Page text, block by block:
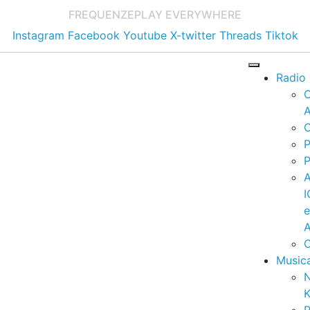
FREQUENZEPLAY EVERYWHERE
Instagram Facebook Youtube X-twitter Threads Tiktok
Radio
e